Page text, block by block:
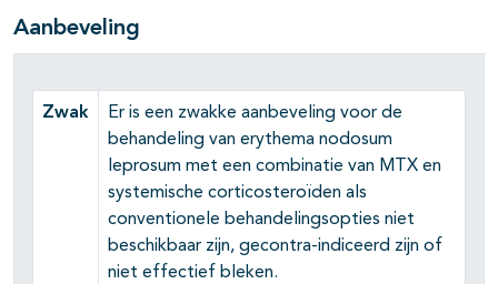
Aanbeveling
Zwak
Er is een zwakke aanbeveling voor de
behandeling van erythema nodosum
leprosum met een combinatie van MTX en
systemische corticosteroïden als
conventionele behandelingsopties niet
beschikbaar zijn, gecontra-indiceerd zijn of
niet effectief bleken.